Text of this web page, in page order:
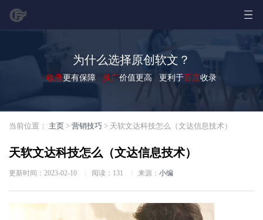
为什么选择原创软文？
收录更有保障 推广价值更高 更利于百度收录
当前位置： 主页 > 营销技巧 > 天软文达科技怎么（文达信息技术）
天软文达科技怎么（文达信息技术）
更新时间：2023-02-10 阅读： 131 来源： 小编